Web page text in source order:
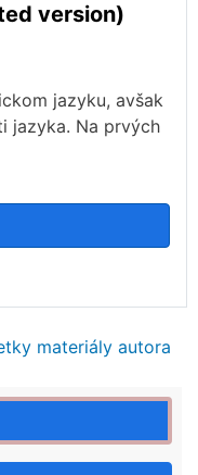
version)
jazyku, avšak
jazyka. Na prvých
materiály autora